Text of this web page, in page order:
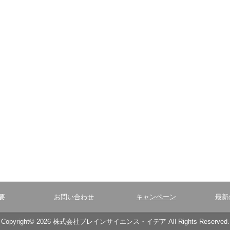
お問い合わせ キャンペーン 最新
Copyright© 2026 株式会社ブレインサイエンス・イデア All Rights Reserved.